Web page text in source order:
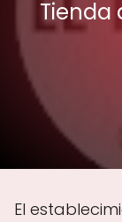
Tienda
El